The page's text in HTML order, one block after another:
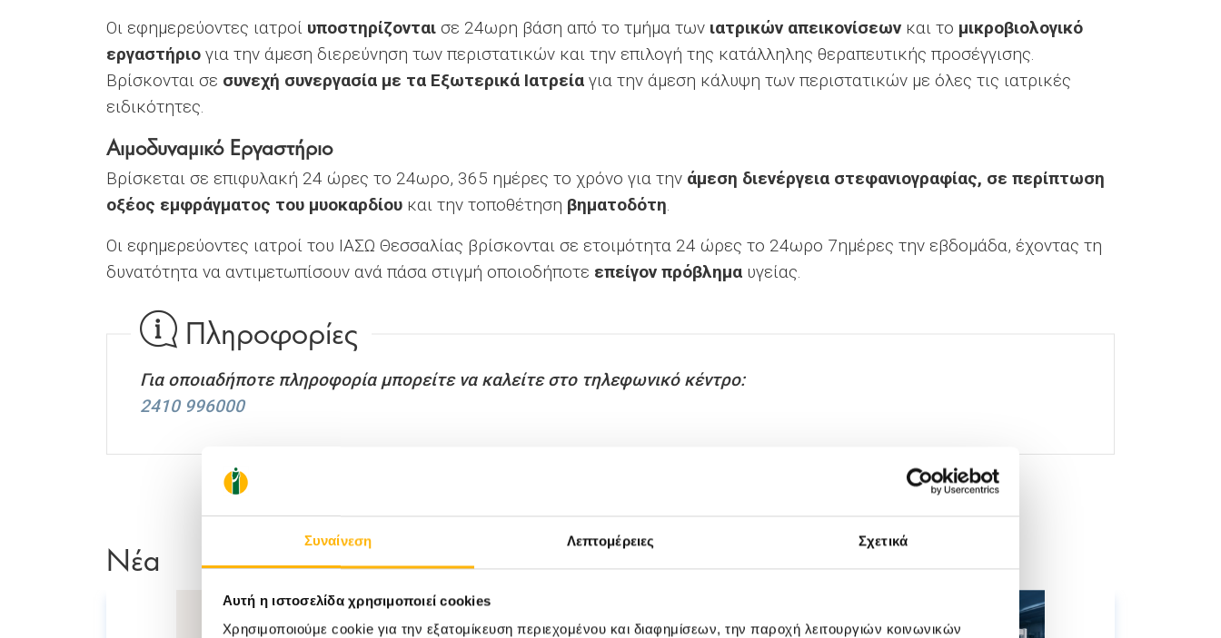
Συναίνεση Λεπτομέρειες Σχετικά
Αυτή η ιστοσελίδα χρησιμοποιεί cookies
Χρησιμοποιούμε cookie για την εξατομίκευση περιεχομένου και διαφημίσεων, την παροχή λειτουργιών κοινωνικών
Οι εφημερεύοντες ιατροί υποστηρίζονται σε 24ωρη βάση από το τμήμα των ιατρικών απεικονίσεων και το μικροβιολογικό
εργαστήριο για την άμεση διερεύνηση των περιστατικών και την επιλογή της κατάλληλης θεραπευτικής προσέγγισης.
Βρίσκονται σε συνεχή συνεργασία με τα Εξωτερικά Ιατρεία για την άμεση κάλυψη των περιστατικών με όλες τις ιατρικές
ειδικότητες.
Αιμοδυναμικό Εργαστήριο
Βρίσκεται σε επιφυλακή 24 ώρες το 24ωρο, 365 ημέρες το χρόνο για την άμεση διενέργεια στεφανιογραφίας, σε περίπτωση
οξέος εμφράγματος του μυοκαρδίου και την τοποθέτηση βηματοδότη.
Οι εφημερεύοντες ιατροί του ΙΑΣΩ Θεσσαλίας βρίσκονται σε ετοιμότητα 24 ώρες το 24ωρο 7ημέρες την εβδομάδα, έχοντας τη
δυνατότητα να αντιμετωπίσουν ανά πάσα στιγμή οποιοδήποτε επείγον πρόβλημα υγείας.
Πληροφορίες
Για οποιαδήποτε πληροφορία μπορείτε να καλείτε στο τηλεφωνικό κέντρο:
2410 996000
Νέα